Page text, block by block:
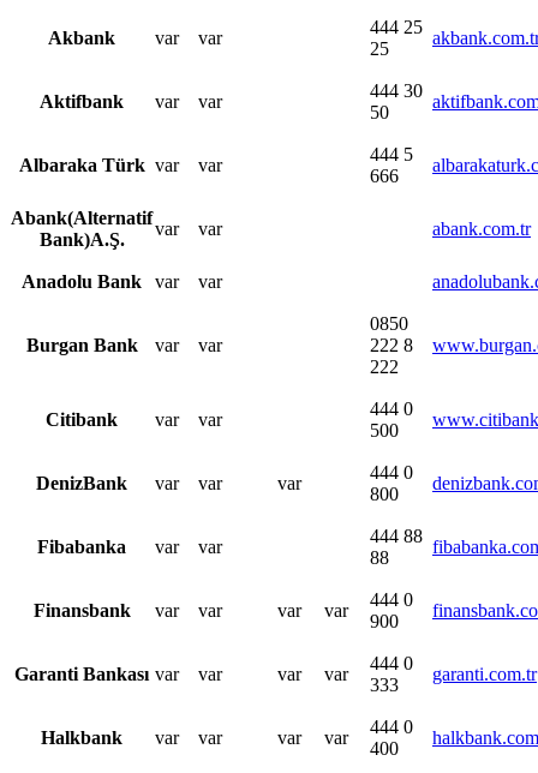
​Akbank var​ var​
444 25
25​
Aktifbank ​var ​var
​444 30
50
​Albaraka Türk var var​
​444 5
666
​Abank(Alternatif
Bank)A.Ş.
var​ var​ abank.com.tr
Anadolu Bank​ ​var ​var
Burgan Bank​ var​ var​
0850
222 8
222 ​
​Citibank ​var var​
​444 0
500
​DenizBank ​var var​ ​var
​444 0
800
Fibabanka​ ​var ​var
444 88
88​
​Finansbank ​var ​var var ​var
​444 0
900
​Garanti Bankası ​var ​var ​var ​var
​444 0
333
garanti.com.tr
​Halkbank ​var ​var ​var ​var
​444 0
400